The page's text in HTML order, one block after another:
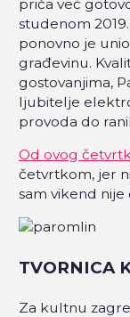
priča već
studenom
ponovno je
građevinu.
gostovanjima,
ljubitelje
provoda do
Od ovog
četvrtkom, jer
sam vikend nije
TVORNICA
Za kultnu